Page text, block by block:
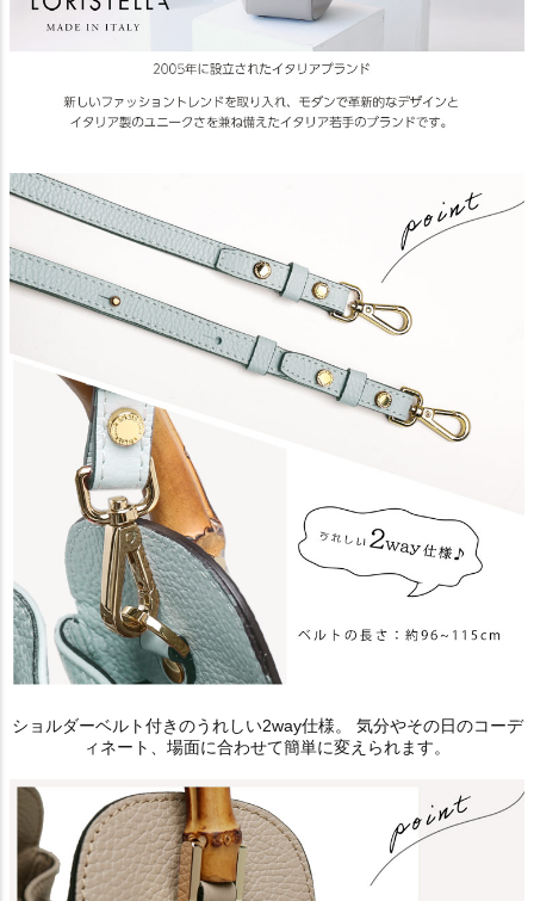
ショルダーベルト付きのうれしい2way仕様。 気分やその日のコーデ
ィネート、場面に合わせて簡単に変えられます。